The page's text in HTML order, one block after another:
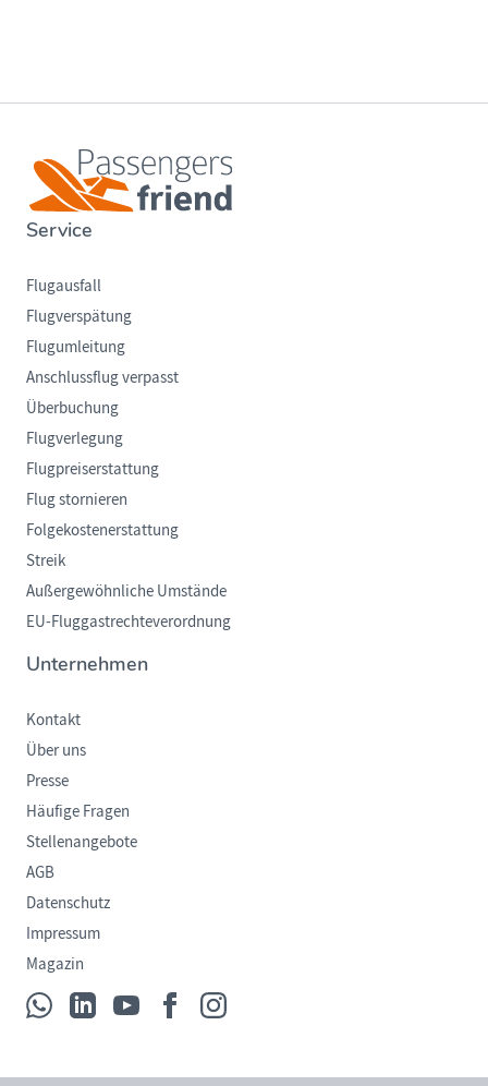
Service
Flugausfall
Flugverspätung
Flugumleitung
Anschlussflug verpasst
Überbuchung
Flugverlegung
Flugpreiserstattung
Flug stornieren
Folgekostenerstattung
Streik
Außergewöhnliche Umstände
EU-Fluggastrechteverordnung
Unternehmen
Kontakt
Über uns
Presse
Häufige Fragen
Stellenangebote
AGB
Datenschutz
Impressum
Magazin